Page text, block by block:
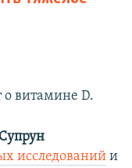
о витамине D.
исследований и